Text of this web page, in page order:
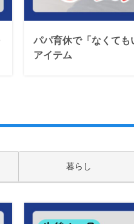
パパ育休で「なくて
アイテム
暮らし